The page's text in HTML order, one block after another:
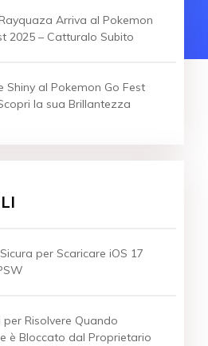
Arriva al Pokemon
2025 – Catturalo Subito
Shiny al Pokemon Go Fest
la sua Brillantezza
per Scaricare iOS 17
per Risolvere Quando
è Bloccato dal Proprietario